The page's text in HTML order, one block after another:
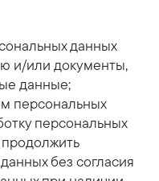
данных
и/или документы,
данные;
персональных
персональных
без согласия